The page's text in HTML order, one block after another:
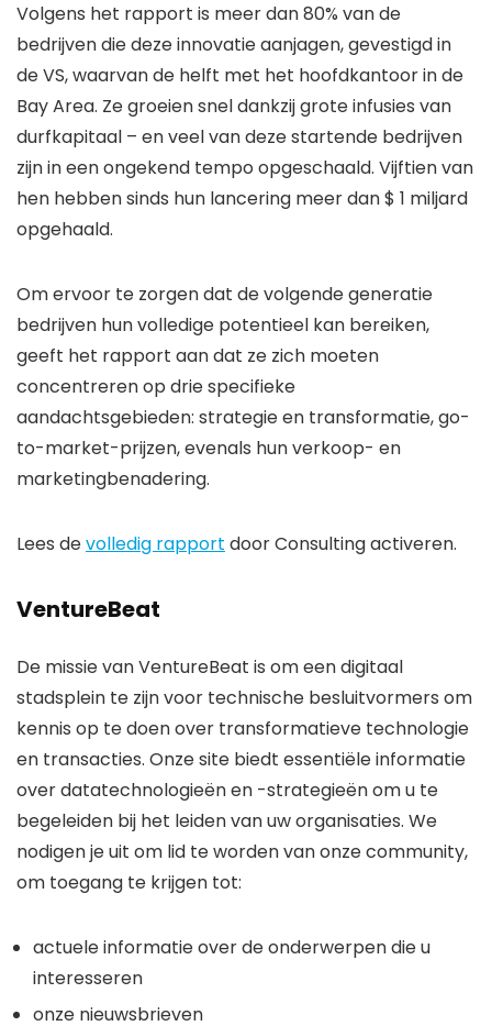
Volgens het rapport is meer dan 80% van de
bedrijven die deze innovatie aanjagen, gevestigd in
de VS, waarvan de helft met het hoofdkantoor in de
Bay Area. Ze groeien snel dankzij grote infusies van
durfkapitaal – en veel van deze startende bedrijven
zijn in een ongekend tempo opgeschaald. Vijftien van
hen hebben sinds hun lancering meer dan $ 1 miljard
opgehaald.
Om ervoor te zorgen dat de volgende generatie
bedrijven hun volledige potentieel kan bereiken,
geeft het rapport aan dat ze zich moeten
concentreren op drie specifieke
aandachtsgebieden: strategie en transformatie, go-
to-market-prijzen, evenals hun verkoop- en
marketingbenadering.
Lees devolledig rapport door Consulting activeren.
VentureBeat
De missie van VentureBeat is om een ​​digitaal
stadsplein te zijn voor technische besluitvormers om
kennis op te doen over transformatieve technologie
en transacties. Onze site biedt essentiële informatie
over datatechnologieën en -strategieën om u te
begeleiden bij het leiden van uw organisaties. We
nodigen je uit om lid te worden van onze community,
om toegang te krijgen tot:
actuele informatie over de onderwerpen die u
interesseren
onze nieuwsbrieven